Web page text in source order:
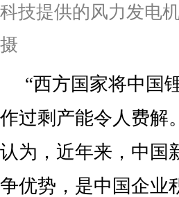
科技提供的风力发电
摄
“西方国家将中国
作过剩产能令人费解
认为，近年来，中国
争优势，是中国企业